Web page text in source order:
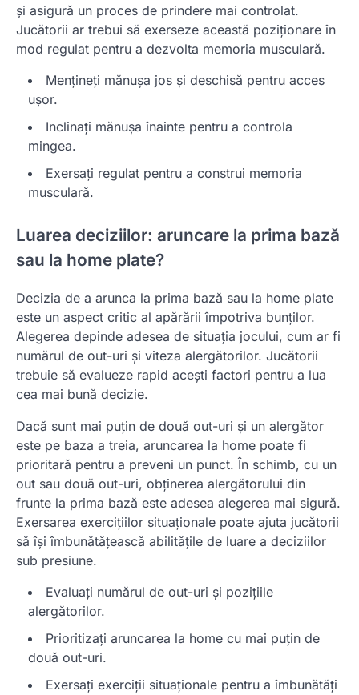
și asigură un proces de prindere mai controlat.
Jucătorii ar trebui să exerseze această poziționare în
mod regulat pentru a dezvolta memoria musculară.
Mențineți mănușa jos și deschisă pentru acces
ușor.
Inclinați mănușa înainte pentru a controla
mingea.
Exersați regulat pentru a construi memoria
musculară.
Luarea deciziilor: aruncare la prima bază
sau la home plate?
Decizia de a arunca la prima bază sau la home plate
este un aspect critic al apărării împotriva bunților.
Alegerea depinde adesea de situația jocului, cum ar fi
numărul de out-uri și viteza alergătorilor. Jucătorii
trebuie să evalueze rapid acești factori pentru a lua
cea mai bună decizie.
Dacă sunt mai puțin de două out-uri și un alergător
este pe baza a treia, aruncarea la home poate fi
prioritară pentru a preveni un punct. În schimb, cu un
out sau două out-uri, obținerea alergătorului din
frunte la prima bază este adesea alegerea mai sigură.
Exersarea exercițiilor situaționale poate ajuta jucătorii
să își îmbunătățească abilitățile de luare a deciziilor
sub presiune.
Evaluați numărul de out-uri și pozițiile
alergătorilor.
Prioritizați aruncarea la home cu mai puțin de
două out-uri.
Exersați exerciții situaționale pentru a îmbunătăți